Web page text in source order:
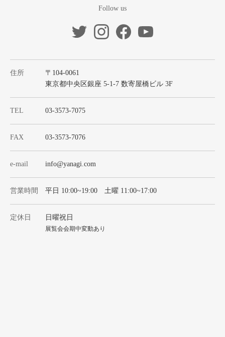
Follow us
住所
〒104-0061
東京都中央区銀座 5-1-7 数寄屋橋ビル 3F
TEL 03-3573-7075
FAX 03-3573-7076
e-mail info@yanagi.com
営業時間 平日 10:00~19:00 土曜 11:00~17:00
定休日 日曜祝日
展覧会会期中変動あり